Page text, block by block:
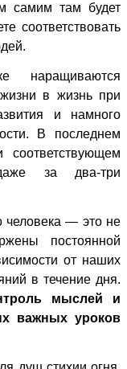
самим там будет
соответствовать
наращиваются
в жизнь при
и намного
В последнем
за два-три
человека — это не
постоянной
от наших
в течение дня.
мыслей и
важных уроков